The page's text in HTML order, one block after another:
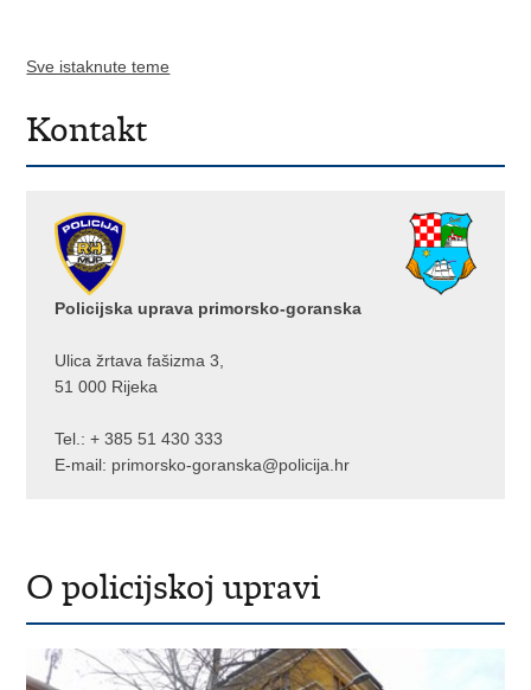
Sve istaknute teme
Kontakt
Policijska uprava primorsko-goranska
Ulica žrtava fašizma 3,
51 000 Rijeka
Tel.:+ 385 51 430 333
E-mail: primorsko-goranska@policija.hr
O policijskoj upravi